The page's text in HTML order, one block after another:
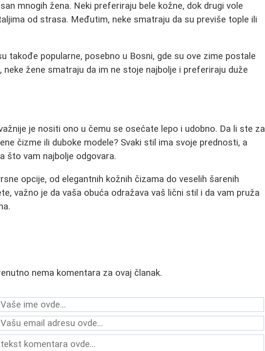
mnogih žena. Neki preferiraju bele kožne, dok drugi vole
od strasa. Međutim, neke smatraju da su previše tople ili
takođe popularne, posebno u Bosni, gde su ove zime postale
žene smatraju da im ne stoje najbolje i preferiraju duže
je nositi ono u čemu se osećate lepo i udobno. Da li ste za
čizme ili duboke modele? Svaki stil ima svoje prednosti, a
što vam najbolje odgovara.
opcije, od elegantnih kožnih čizama do veselih šarenih
važno je da vaša obuća odražava vaš lični stil i da vam pruža
nema komentara za ovaj članak.